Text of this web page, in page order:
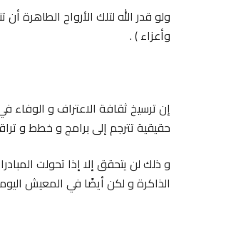
ولو قدر الله لتلك الأرواح الطاهرة
وأعزاء ) .
إن ترسيخ ثقافة الاعتراف و الوفاء
حقيقية تترجم إلى برامج و خطط و
و ذلك لن يتحقق إلا إذا تحولت
الذاكرة و لكن أيضًا في المعيش